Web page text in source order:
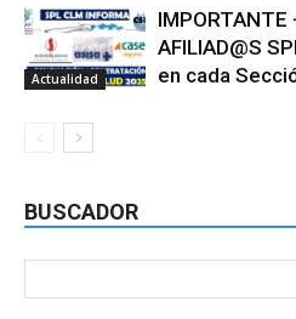
Actualidad
IMPORTANTE
AFILIAD@S
en cada
BUSCADOR